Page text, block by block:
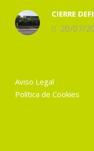
CIERRE
20/07/
Aviso Legal
Política de Cookies